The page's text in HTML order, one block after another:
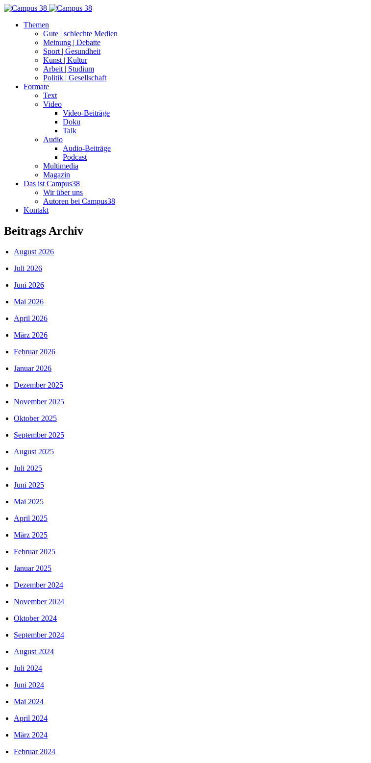
Themen
Gute | schlechte Medien
Meinung | Debatte
Sport | Gesundheit
Kunst | Kultur
Arbeit | Studium
Politik | Gesellschaft
Formate
Text
Video
Video-Beiträge
Doku
Talk
Audio
Audio-Beiträge
Podcast
Multimedia
Magazin
Das ist Campus38
Wir über uns
Autoren bei Campus38
Kontakt
Beitrags Archiv
August 2026
Juli 2026
Juni 2026
Mai 2026
April 2026
März 2026
Februar 2026
Januar 2026
Dezember 2025
November 2025
Oktober 2025
September 2025
August 2025
Juli 2025
Juni 2025
Mai 2025
April 2025
März 2025
Februar 2025
Januar 2025
Dezember 2024
November 2024
Oktober 2024
September 2024
August 2024
Juli 2024
Juni 2024
Mai 2024
April 2024
März 2024
Februar 2024